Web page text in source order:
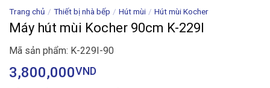
Trang chủ / Thiết bị nhà bếp / Hút mùi / Hút mùi Kocher
Máy hút mùi Kocher 90cm K-229I
Mã sản phẩm: K-229I-90
3,800,000VND